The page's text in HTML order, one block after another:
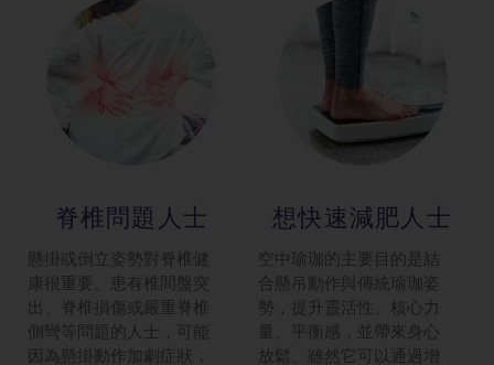
脊椎問題人士
懸掛或倒立姿勢對脊椎健
康很重要。患有椎間盤突
出、脊椎損傷或嚴重脊椎
側彎等問題的人士，可能
因為懸掛動作加劇症狀，
想快速減肥人 士
空中瑜珈的主要目的是結
合懸吊動作與傳統瑜珈姿
勢，提升靈活性、核心力
量、平衡感，並帶來身心
放鬆。雖然它可以通過增